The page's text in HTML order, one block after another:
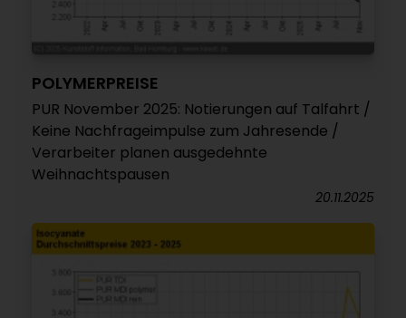
POLYMERPREISE
PUR November 2025: Notierungen auf Talfahrt /
Keine Nachfrageimpulse zum Jahresende /
Verarbeiter planen ausgedehnte
Weihnachtspausen
20.11.2025